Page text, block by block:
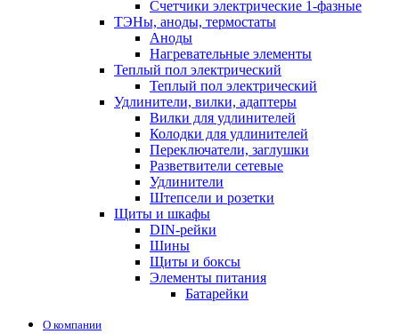
Счетчики электрические 1-фазные
ТЭНы, аноды, термостаты
Аноды
Нагревательные элементы
Теплый пол электрический
Теплый пол электрический
Удлинители, вилки, адаптеры
Вилки для удлинителей
Колодки для удлинителей
Переключатели, заглушки
Разветвители сетевые
Удлинители
Штепсели и розетки
Щиты и шкафы
DIN-рейки
Шины
Щиты и боксы
Элементы питания
Батарейки
О компании